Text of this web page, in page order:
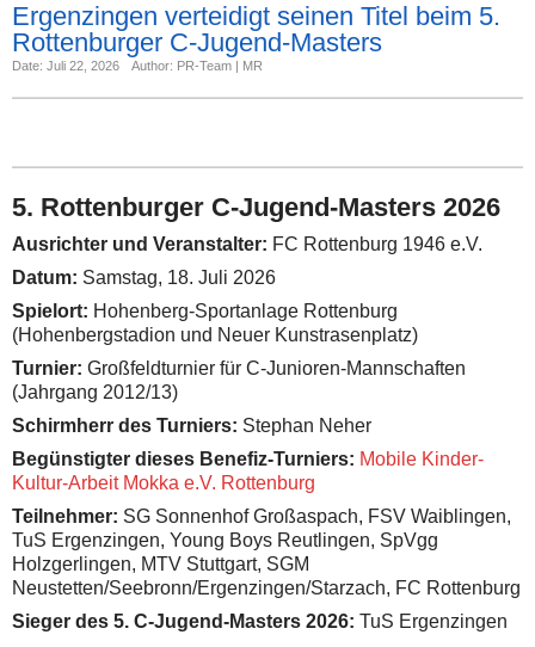
Ergenzingen verteidigt seinen Titel beim 5.
Rottenburger C-Jugend-Masters
Date: Juli 22, 2026 Author: PR-Team | MR
5. Rottenburger C-Jugend-Masters 2026
Ausrichter und Veranstalter: FC Rottenburg 1946 e.V.
Datum: Samstag, 18. Juli 2026
Spielort: Hohenberg-Sportanlage Rottenburg
(Hohenbergstadion und Neuer Kunstrasenplatz)
Turnier: Großfeldturnier für C-Junioren-Mannschaften
(Jahrgang 2012/13)
Schirmherr des Turniers: Stephan Neher
Begünstigter dieses Benefiz-Turniers: Mobile Kinder-
Kultur-Arbeit Mokka e.V. Rottenburg
Teilnehmer: SG Sonnenhof Großaspach, FSV Waiblingen,
TuS Ergenzingen, Young Boys Reutlingen, SpVgg
Holzgerlingen, MTV Stuttgart, SGM
Neustetten/Seebronn/Ergenzingen/Starzach, FC Rottenburg
Sieger des 5. C-Jugend-Masters 2026: TuS Ergenzingen